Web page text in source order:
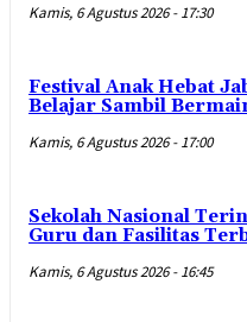
Kamis, 6 Agustus 2026 - 17:30
Festival Anak Hebat
Belajar Sambil
Kamis, 6 Agustus 2026 - 17:00
Sekolah Nasional
Guru dan Fasilitas
Kamis, 6 Agustus 2026 - 16:45